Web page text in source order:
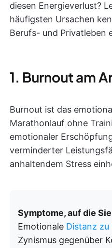
diesen Energieverlust?
häufigsten Ursachen
Berufs- und Privatleben
1. Burnout am
Burnout ist das
Marathonlauf ohne
emotionaler
verminderter
anhaltendem Stress
Symptome, auf die
Emotionale Distanz
Zynismus gegenüber